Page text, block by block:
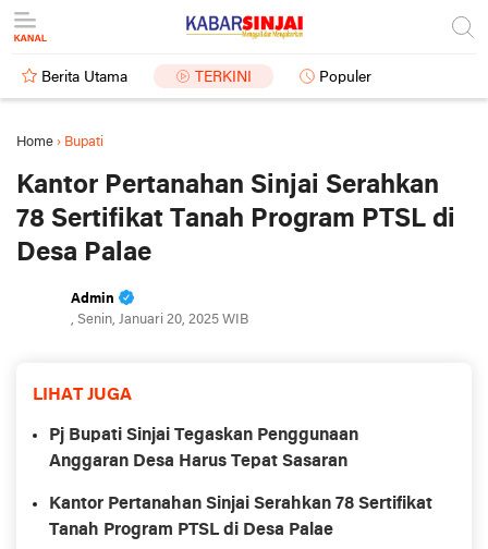
Berita Utama TERKINI Populer
Home › Bupati
Kantor Pertanahan Sinjai Serahkan
78 Sertifikat Tanah Program PTSL di
Desa Palae
Admin
, Senin, Januari 20, 2025 WIB
LIHAT JUGA
Pj Bupati Sinjai Tegaskan Penggunaan
Anggaran Desa Harus Tepat Sasaran
Kantor Pertanahan Sinjai Serahkan 78 Sertifikat
Tanah Program PTSL di Desa Palae